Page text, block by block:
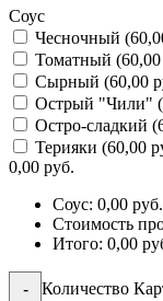
Соус
Чесночный
Томатный (60,00
Сырный (60,00
Острый "Чили"
Остро-сладкий
Терияки (60,00
0,00 руб.
Соус: 0,00 руб.
Стоимость
Итого: 0,00
- Количество